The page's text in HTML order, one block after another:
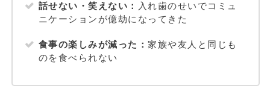
話せない・笑えない：
入れ歯のせいでコミュ
ニケーションが億劫になってきた
食事の楽しみが減った： 家族や友人と同じも
のを食べられない